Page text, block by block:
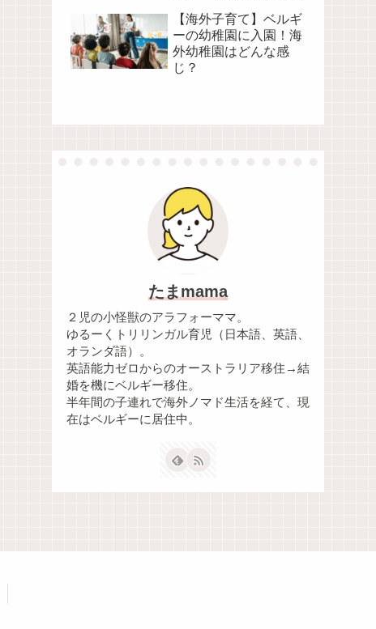
【海外子育て】ベルギ
ーの幼稚園に入園！海
外幼稚園はどんな感
じ？
たまmama
２児の小怪獣のアラフォーママ。
ゆるーくトリリンガル育児（日本語、英語、
オランダ語）。
英語能力ゼロからのオーストラリア移住→結
婚を機にベルギー移住。
半年間の子連れで海外ノマド生活を経て、現
在はベルギーに居住中。